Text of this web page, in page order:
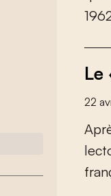
196
Le
22
Apr
lect
fran